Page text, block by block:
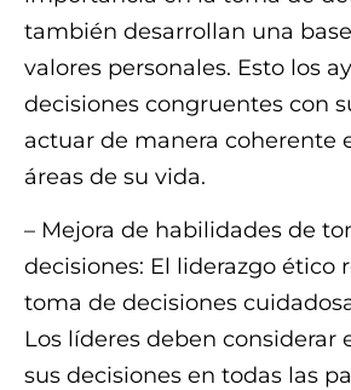
también desarrollan una
valores personales. Esto los
decisiones congruentes con
actuar de manera coherente
áreas de su vida.
– Mejora de habilidades de
decisiones: El liderazgo ético
toma de decisiones
Los líderes deben considerar
sus decisiones en todas las